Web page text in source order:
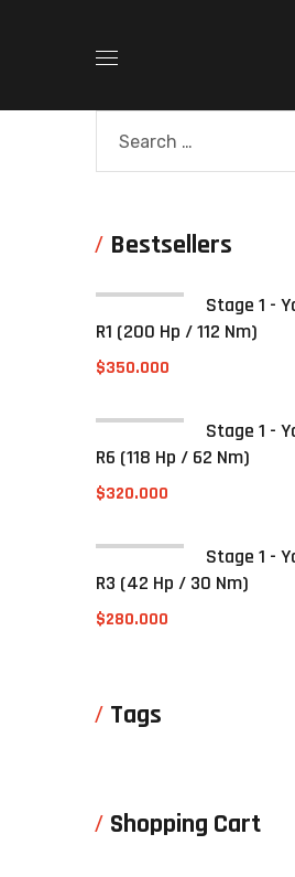
Bestsellers
Stage 1 -
R1 (200 Hp / 112 Nm)
$350.000
Stage 1 -
R6 (118 Hp / 62 Nm)
$320.000
Stage 1 -
R3 (42 Hp / 30 Nm)
$280.000
Tags
Shopping Cart